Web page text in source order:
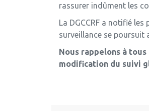
rassurer indûment les
La DGCCRF a notifié
surveillance se poursuit
Nous rappelons à
modification du suivi